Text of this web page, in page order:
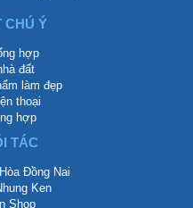
CHÚ Ý
hợp
đất
làm đẹp
thoại
hợp
TÁC
Đồng Nai
Ken
Shop